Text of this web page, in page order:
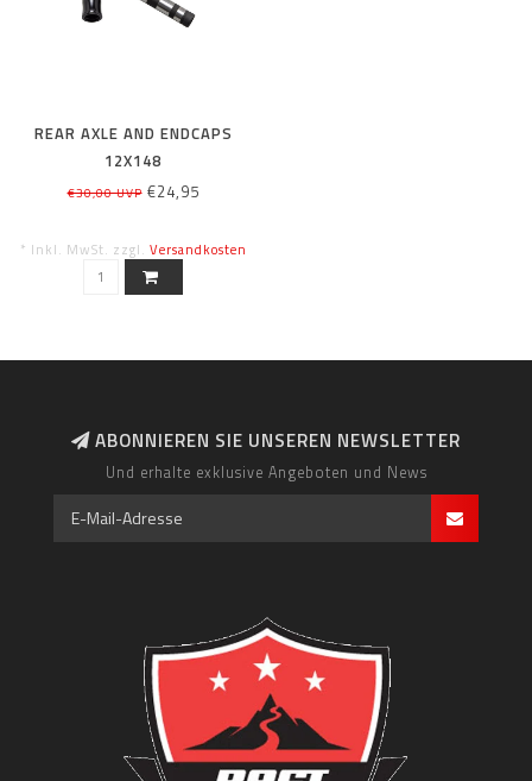
REAR AXLE AND ENDCAPS
12X148
€30,00 UVP€24,95
* Inkl. MwSt. zzgl. Versandkosten
ABONNIEREN SIE UNSEREN NEWSLETTER
Und erhalte exklusive Angeboten und News